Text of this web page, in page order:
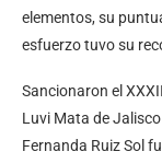
elementos, su
esfuerzo tuvo su
Sancionaron el
Luvi Mata de
Fernanda Ruiz Sol